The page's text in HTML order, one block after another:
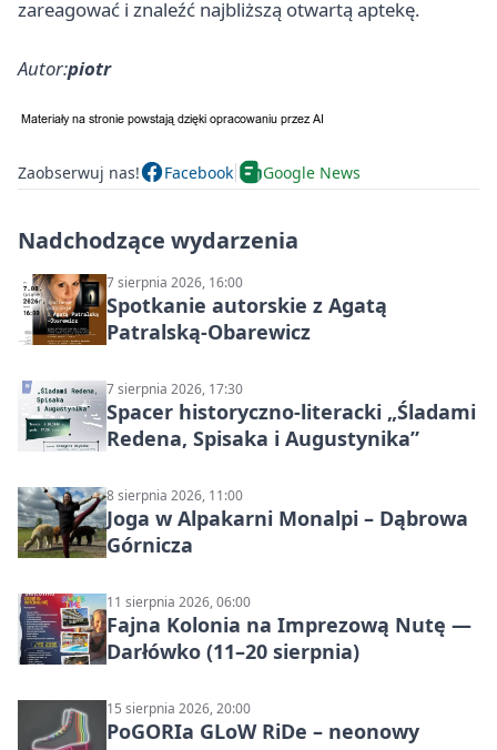
zareagować i znaleźć najbliższą otwartą aptekę.
Autor:piotr
Zaobserwuj nas! Facebook Google News
Nadchodzące wydarzenia
7 sierpnia 2026, 16:00
Spotkanie autorskie z Agatą
Patralską-Obarewicz
7 sierpnia 2026, 17:30
Spacer historyczno-literacki „Śladami
Redena, Spisaka i Augustynika”
8 sierpnia 2026, 11:00
Joga w Alpakarni Monalpi – Dąbrowa
Górnicza
11 sierpnia 2026, 06:00
Fajna Kolonia na Imprezową Nutę —
Darłówko (11–20 sierpnia)
15 sierpnia 2026, 20:00
PoGORIa GLoW RiDe – neonowy